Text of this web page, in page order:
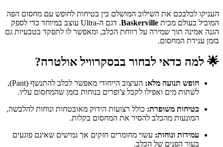
העניקו לכלבכם את השילוב המושלם בין בטיחות לחופש עם מחסום הפה
המוביל בעולם מבית Baskerville
. דגם ה-Ultra עוצב במיוחד כדי לספק
הגנה אמינה תוך שמירה על רווחת הכלב, ומאפשר לו לתפקד בטבעיות גם
בזמן ענידת המחסום.
🌟 למה כדאי לבחור בבסקרוויל אולטרה?
חופש תנועה מלא:
העיצוב הייחודי מאפשר לכלב להתנשף (Pant),
לשתות מים ואפילו לקבל צ'ופרים בנוחות בזמן שהמחסום עליו.
בטיחות משופרת: כולל רצועות הידוק מאובטחות ונוחות להלבשה,
המונעות מהכלב להסיר את המחסום בקלות.
עמידות ונוחות: עשוי מחומרים חזקים אך גמישים שאינם פוגעים
בעור הפנים של הכלב.